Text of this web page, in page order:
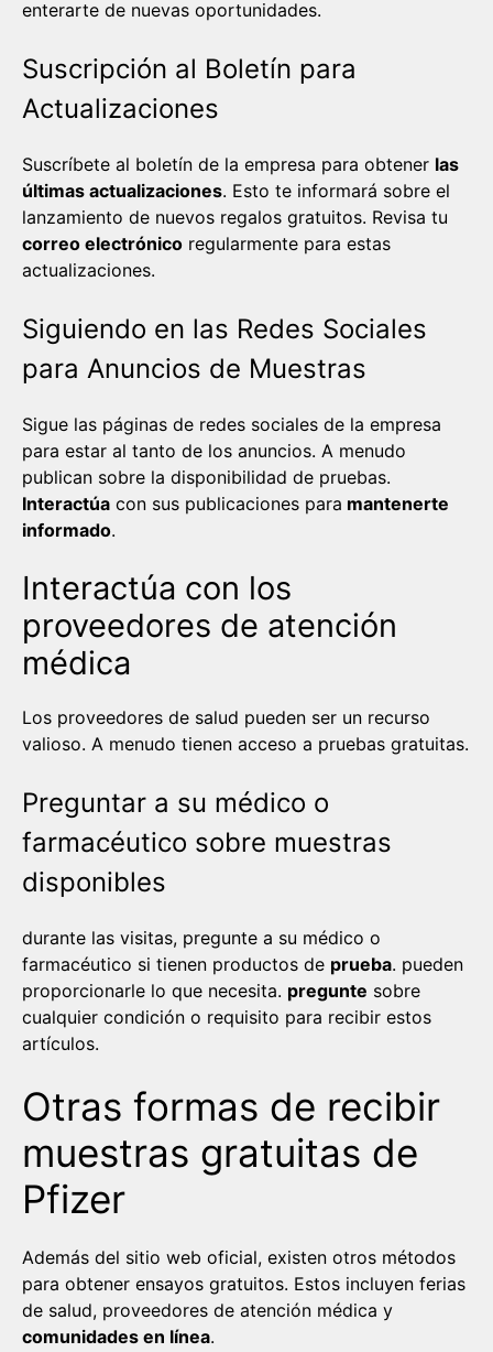
enterarte de nuevas oportunidades.
Suscripción al Boletín para
Actualizaciones
Suscríbete al boletín de la empresa para obtener las
últimas actualizaciones. Esto te informará sobre el
lanzamiento de nuevos regalos gratuitos. Revisa tu
correo electrónico regularmente para estas
actualizaciones.
Siguiendo en las Redes Sociales
para Anuncios de Muestras
Sigue las páginas de redes sociales de la empresa
para estar al tanto de los anuncios. A menudo
publican sobre la disponibilidad de pruebas.
Interactúa con sus publicaciones para mantenerte
informado.
Interactúa con los
proveedores de atención
médica
Los proveedores de salud pueden ser un recurso
valioso. A menudo tienen acceso a pruebas gratuitas.
Preguntar a su médico o
farmacéutico sobre muestras
disponibles
durante las visitas, pregunte a su médico o
farmacéutico si tienen productos de prueba. pueden
proporcionarle lo que necesita. pregunte sobre
cualquier condición o requisito para recibir estos
artículos.
Otras formas de recibir
muestras gratuitas de
Pfizer
Además del sitio web oficial, existen otros métodos
para obtener ensayos gratuitos. Estos incluyen ferias
de salud, proveedores de atención médica y
comunidades en línea.